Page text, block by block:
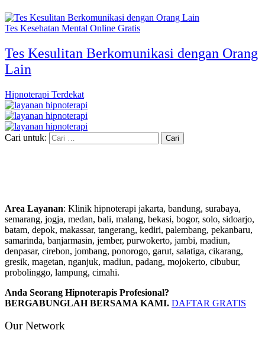
Tes Kesehatan Mental Online Gratis
Tes Kesulitan Berkomunikasi dengan Orang
Lain
Hipnoterapi Terdekat
Cari untuk:
Area Layanan: Klinik hipnoterapi jakarta, bandung, surabaya,
semarang, jogja, medan, bali, malang, bekasi, bogor, solo, sidoarjo,
batam, depok, makassar, tangerang, kediri, palembang, pekanbaru,
samarinda, banjarmasin, jember, purwokerto, jambi, madiun,
denpasar, cirebon, jombang, ponorogo, garut, salatiga, cikarang,
gresik, magetan, nganjuk, madiun, padang, mojokerto, cibubur,
probolinggo, lampung, cimahi.
Anda Seorang Hipnoterapis Profesional?
BERGABUNGLAH BERSAMA KAMI. DAFTAR GRATIS
Our Network